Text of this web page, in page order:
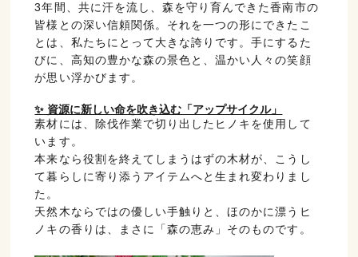
3年間、共に汗を流し、森を守り育んできた香南市の
皆様との深い信頼関係。それを一つの形にできたこ
とは、私たちにとって大きな誇りです。手にするた
びに、高知の豊かな森の景色と、温かい人々の笑顔
が思い浮かびます。
✨ 資源に新しい命を吹き込む「アップサイクル」
素材には、除伐作業で切り出したヒノキを使用して
います。
本来なら役割を終えてしまうはずの木材が、こうし
て暮らしに寄り添うアイテムへと生まれ変わりまし
た。
天然木ならではの優しい手触りと、ほのかに漂うヒ
ノキの香りは、まさに「森の恵み」そのものです。